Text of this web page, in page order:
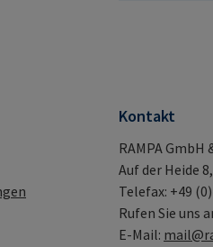
Kontakt
RAMPA GmbH
Auf der Heide
Telefax: +49
Rufen Sie uns
E-Mail: